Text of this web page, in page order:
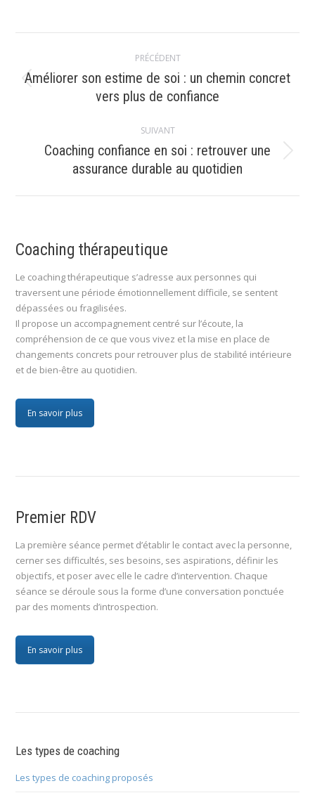
article
PRÉCÉDENT
Article
précédent
Améliorer son estime de soi : un chemin concret
vers plus de confiance
SUIVANT
Article
suivant
Coaching confiance en soi : retrouver une
assurance durable au quotidien
Coaching thérapeutique
Le coaching thérapeutique s’adresse aux personnes qui
traversent une période émotionnellement difficile, se sentent
dépassées ou fragilisées.
Il propose un accompagnement centré sur l’écoute, la
compréhension de ce que vous vivez et la mise en place de
changements concrets pour retrouver plus de stabilité intérieure
et de bien-être au quotidien.
En savoir plus
Premier RDV
La première séance permet d’établir le contact avec la personne,
cerner ses difficultés, ses besoins, ses aspirations, définir les
objectifs, et poser avec elle le cadre d’intervention. Chaque
séance se déroule sous la forme d’une conversation ponctuée
par des moments d’introspection.
En savoir plus
Les types de coaching
Les types de coaching proposés